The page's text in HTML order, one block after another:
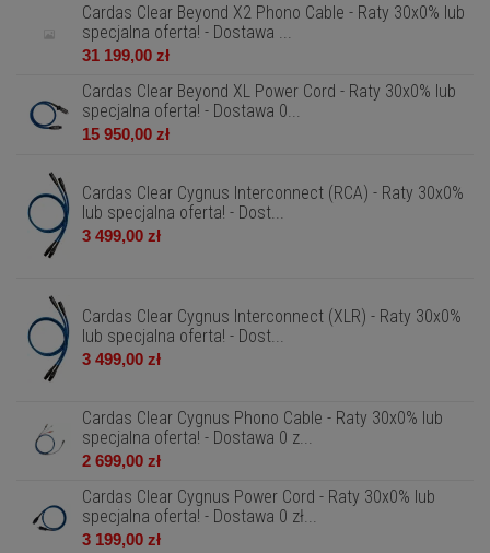
Cardas Clear Beyond X2 Phono Cable - Raty 30x0% lub
specjalna oferta! - Dostawa ...
31 199,00 zł
Cardas Clear Beyond XL Power Cord - Raty 30x0% lub
specjalna oferta! - Dostawa 0...
15 950,00 zł
Cardas Clear Cygnus Interconnect (RCA) - Raty 30x0%
lub specjalna oferta! - Dost...
3 499,00 zł
Cardas Clear Cygnus Interconnect (XLR) - Raty 30x0%
lub specjalna oferta! - Dost...
3 499,00 zł
Cardas Clear Cygnus Phono Cable - Raty 30x0% lub
specjalna oferta! - Dostawa 0 z...
2 699,00 zł
Cardas Clear Cygnus Power Cord - Raty 30x0% lub
specjalna oferta! - Dostawa 0 zł...
3 199,00 zł